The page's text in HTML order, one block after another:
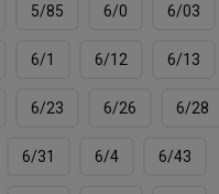
5/85 6/0 6/03
6/1 6/12 6/13
6/23 6/26 6/28
6/31 6/4 6/43